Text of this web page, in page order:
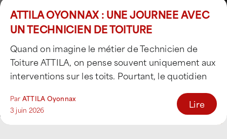
ATTILA OYONNAX : UNE JOURNEE AVEC
UN TECHNICIEN DE TOITURE
Quand on imagine le métier de Technicien de
Toiture ATTILA, on pense souvent uniquement aux
interventions sur les toits. Pourtant, le quotidien
Par ATTILA Oyonnax
3 juin 2026
Lire